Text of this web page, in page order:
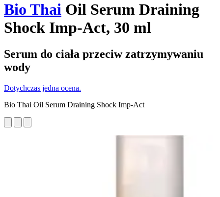
Bio Thai Oil Serum Draining
Shock Imp-Act, 30 ml
Serum do ciała przeciw zatrzymywaniu
wody
Dotychczas jedna ocena.
Bio Thai Oil Serum Draining Shock Imp-Act